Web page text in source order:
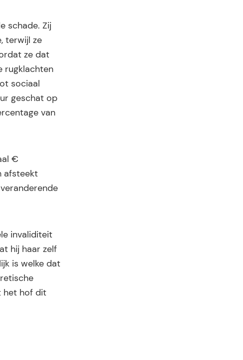
schade. Zij
terwijl ze
ze dat
rugklachten
sociaal
geschat op
van
€
afsteekt
invaliditeit
hij haar zelf
is welke dat
het hof dit